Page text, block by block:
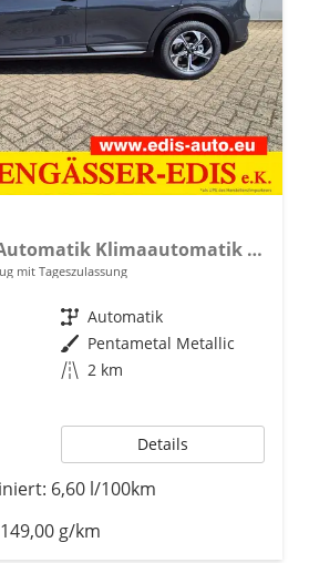
1.6 T-GDi 150PS Automatik Klimaautomatik Sitzheizung Lenkradheizung Navi PDC Rückf.Kamera abged.Scheiben Apple CarPlay Android Auto
mit Tageszulassung
Getriebe Automatik
Außenfarbe Pentametal Metallic
Kilometerstand 2 km
Details
6,60 l/100km
149,00 g/km